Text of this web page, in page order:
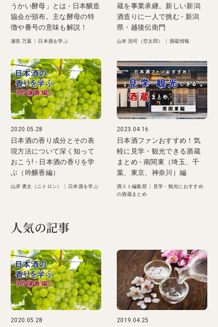
うかい酵母」とは - 日本醸造
協会が頒布。主な酵母の特
徴や番号の意味も解説！
瀬良 万葉 日本酒を学ぶ
蔵を事業承継。新しい新潟
酒造りに一人で挑む - 新潟
県・越後伝衛門
山本 浩司（空太郎） 酒蔵情報
2020.05.28
日本酒の香り成分とその表
現方法について深く知って
おこう! - 日本酒の香りを学
ぶ（吟醸香編）
山岸 勇太（ニトロン） 日本酒を学ぶ
2023.04.16
日本酒ファンおすすめ！気
軽に見学・観光できる酒蔵
まとめ - 南関東（埼玉、千
葉、東京、神奈川）編
酒スト編集部
見学・観光におすすめ
の酒蔵まとめ
人気の記事
2020.05.28 2019.04.25